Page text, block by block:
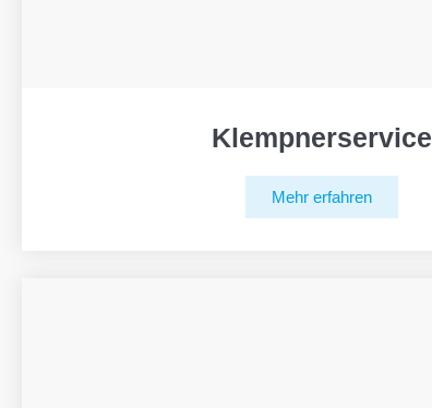
Klempnerservice
Mehr erfahren